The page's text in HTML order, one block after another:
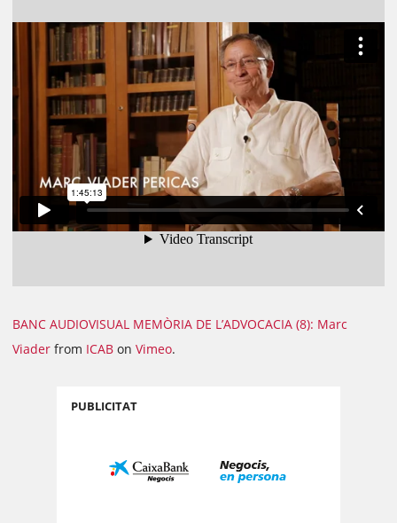
BANC AUDIOVISUAL MEMÒRIA DE L’ADVOCACIA (8): Marc
Viader from ICAB on Vimeo.
PUBLICITAT